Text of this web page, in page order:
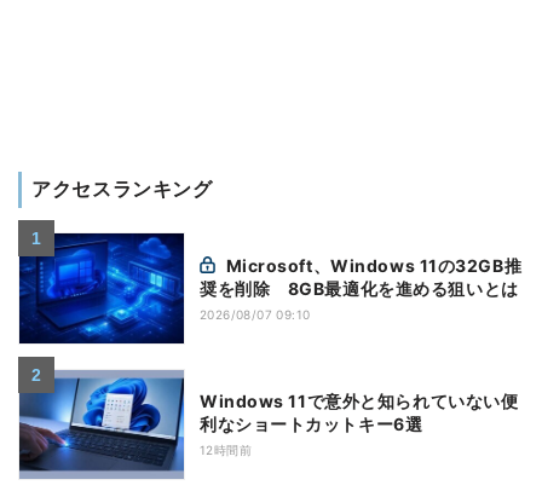
アクセスランキング
奨を削除 8GB最適化を進める狙いとは
2026/08/07 09:10
Windows 11で意外と知られていない便
利なショートカットキー6選
12時間前